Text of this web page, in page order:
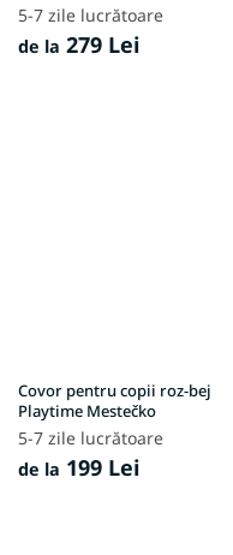
5-7 zile lucrătoare
de la 279 Lei
Covor pentru copii roz-bej
Playtime Mestečko
5-7 zile lucrătoare
de la 199 Lei